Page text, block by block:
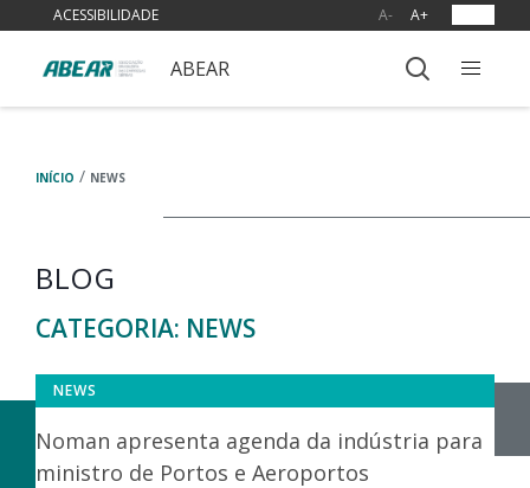
ACESSIBILIDADE A- A+
ABEAR
INÍCIO / NEWS
BLOG
CATEGORIA: NEWS
NEWS
Noman apresenta agenda da indústria para
ministro de Portos e Aeroportos